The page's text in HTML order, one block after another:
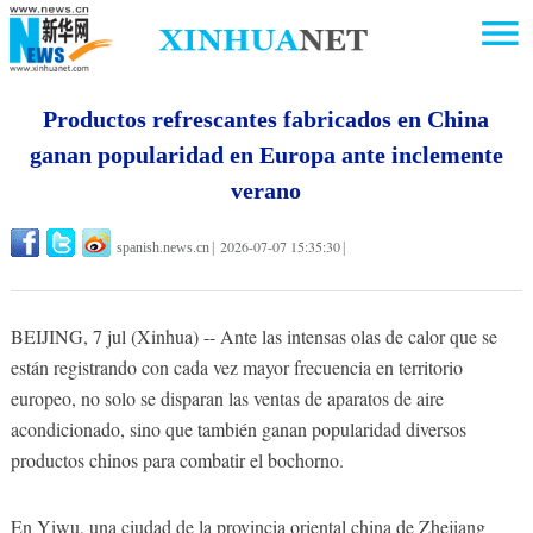
Productos refrescantes fabricados en China
ganan popularidad en Europa ante inclemente
verano
spanish.news.cn 2026-07-07 15:35:30
BEIJING, 7 jul (Xinhua) -- Ante las intensas olas de calor que se
están registrando con cada vez mayor frecuencia en territorio
europeo, no solo se disparan las ventas de aparatos de aire
acondicionado, sino que también ganan popularidad diversos
productos chinos para combatir el bochorno.
En Yiwu, una ciudad de la provincia oriental china de Zhejiang